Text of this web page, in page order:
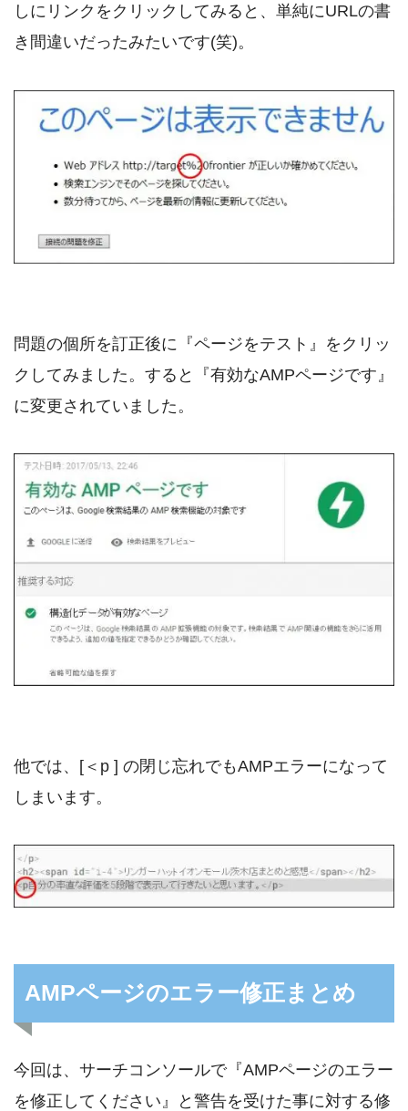
しにリンクをクリックしてみると、単純にURLの書
き間違いだったみたいです(笑)。
問題の個所を訂正後に『ページをテスト』をクリッ
クしてみました。すると『有効なAMPページです』
に変更されていました。
他では、[＜p ] の閉じ忘れでもAMPエラーになって
しまいます。
AMPページのエラー修正まとめ
今回は、サーチコンソールで『AMPページのエラー
を修正してください』と警告を受けた事に対する修